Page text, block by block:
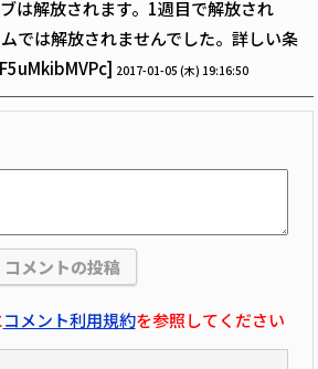
は解放されます。1週目で解放され
では解放されませんでした。詳しい条
2017-01-05 (木) 19:16:50
コメント利用規約を参照してください